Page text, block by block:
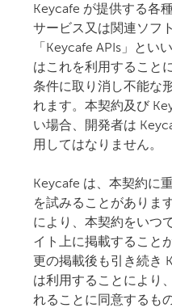
Keycafe が提供する各
サービス又は関連ソフ
「Keycafe APIs」とい
はこれを利用すること
条件に取り消し不能な
れます。本契約及び
い場合、開発者は
用してはなりません。
Keycafe は、本契約に
を試みることがありま
により、本契約をいつ
イト上に掲載すること
更の掲載後も引き続き
は利用することにより
れることに同意するも